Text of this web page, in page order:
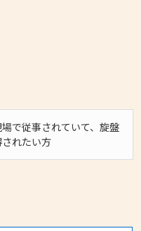
で従事されていて、旋盤
れたい方